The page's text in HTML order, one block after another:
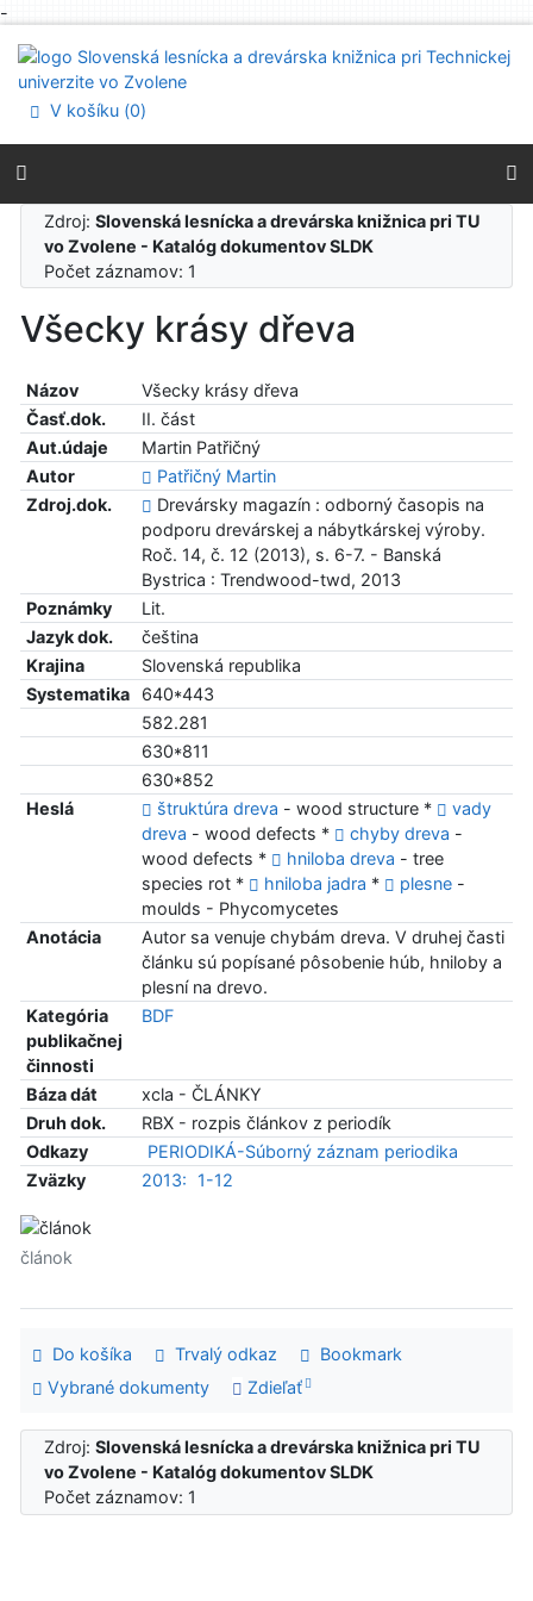
-
Prejsť na menu
Prehlásenie o webovej prístupnosti
V košíku (0)
Zdroj:Slovenská lesnícka a drevárska knižnica pri TU
vo Zvolene - Katalóg dokumentov SLDK
Počet záznamov: 1
Všecky krásy dřeva
Názov
Všecky krásy dřeva
Časť.dok.
II. část
Aut.údaje
Martin Patřičný
Autor
Patřičný Martin
Zdroj.dok.
Drevársky magazín : odborný časopis na
podporu drevárskej a nábytkárskej výroby.
Roč. 14, č. 12 (2013), s. 6-7. - Banská
Bystrica : Trendwood-twd, 2013
Poznámky
Lit.
Jazyk dok.
čeština
Krajina
Slovenská republika
Systematika
640*443
582.281
630*811
630*852
Heslá
štruktúra dreva - wood structure *
vady
dreva - wood defects * chyby dreva -
wood defects *
hniloba dreva - tree
species rot *
hniloba jadra * plesne-
moulds - Phycomycetes
Anotácia
Autor sa venuje chybám dreva. V druhej časti
článku sú popísané pôsobenie húb, hniloby a
plesní na drevo.
Kategória
publikačnej
činnosti
BDF
Báza dát
xcla - ČLÁNKY
Druh dok.
RBX - rozpis článkov z periodík
Odkazy
PERIODIKÁ-Súborný záznam periodika
Zväzky
2013: 1-12
článok
Do košíka Trvalý odkaz
Bookmark
Vybrané dokumenty
Zdieľať
Zdroj:Slovenská lesnícka a drevárska knižnica pri TU
vo Zvolene - Katalóg dokumentov SLDK
Počet záznamov: 1